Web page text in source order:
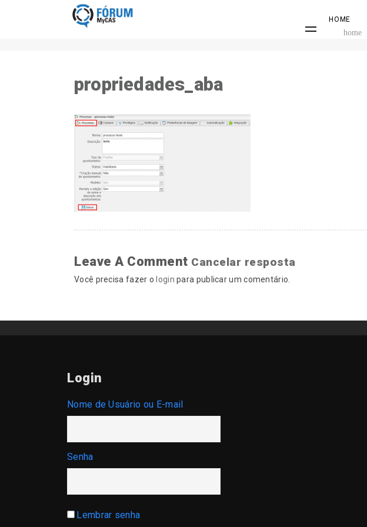
HOME
home
propriedades_aba
Leave A Comment Cancelar resposta
Você precisa fazer o login para publicar um comentário.
Login
Nome de Usuário ou E-mail
Senha
Lembrar senha